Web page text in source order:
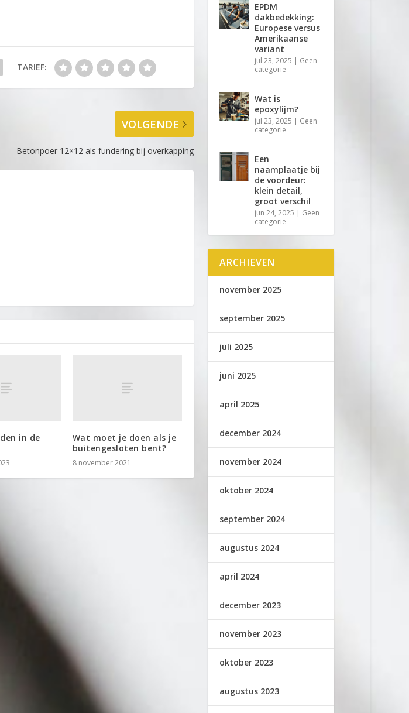
TARIEF:
VOLGENDE
Betonpoer 12×12 als fundering bij overkapping
in de
Wat moet je doen als je
buitengesloten bent?
8 november 2021
EPDM
dakbedekking:
Europese versus
Amerikaanse
variant
jul 23, 2025 | Geen
categorie
Wat is
epoxylijm?
jul 23, 2025 | Geen
categorie
Een
naamplaatje bij
de voordeur:
klein detail,
groot verschil
jun 24, 2025 | Geen
categorie
ARCHIEVEN
november 2025
september 2025
juli 2025
juni 2025
april 2025
december 2024
november 2024
oktober 2024
september 2024
augustus 2024
april 2024
december 2023
november 2023
oktober 2023
augustus 2023